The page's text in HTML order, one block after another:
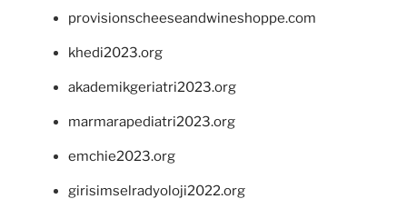
provisionscheeseandwineshoppe.com
khedi2023.org
akademikgeriatri2023.org
marmarapediatri2023.org
emchie2023.org
girisimselradyoloji2022.org